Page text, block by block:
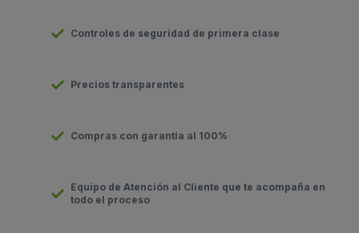
Controles de seguridad de primera clase
Precios transparentes
Compras con garantía al 100%
Equipo de Atención al Cliente que te acompaña en
todo el proceso